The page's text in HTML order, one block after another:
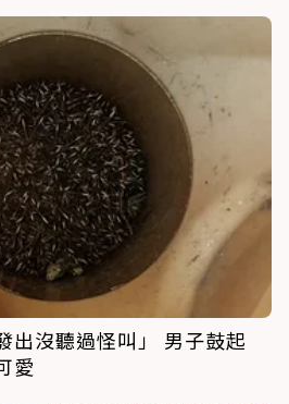
出沒聽過怪叫」 男子鼓起
愛